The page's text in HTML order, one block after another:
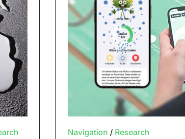
Navigation / Research